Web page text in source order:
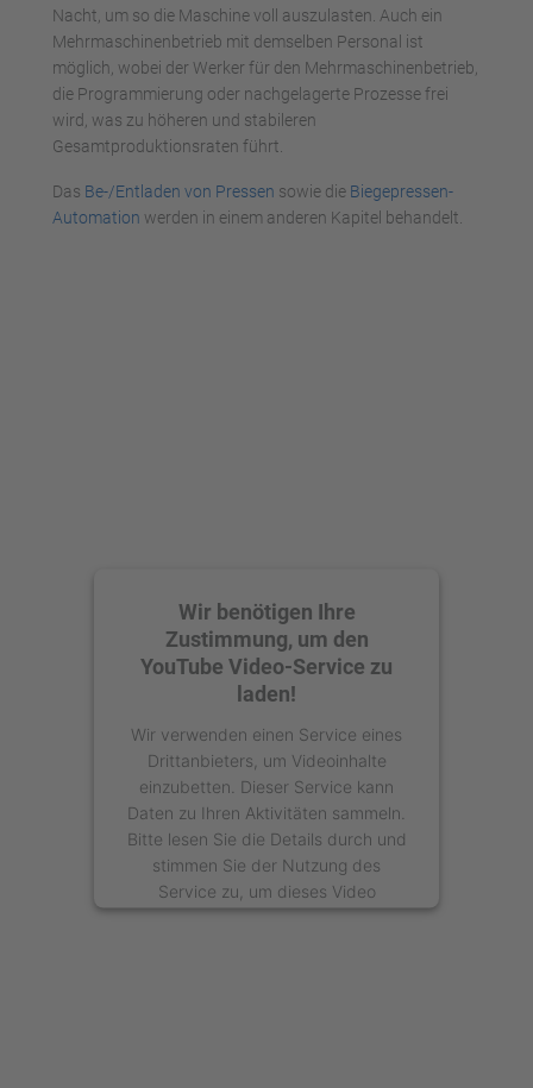
Nacht, um so die Maschine voll auszulasten. Auch ein
Mehrmaschinenbetrieb mit demselben Personal ist
möglich, wobei der Werker für den Mehrmaschinenbetrieb,
die Programmierung oder nachgelagerte Prozesse frei
wird, was zu höheren und stabileren
Gesamtproduktionsraten führt.
Das Be-/Entladen von Pressen sowie die Biegepressen-
Automation werden in einem anderen Kapitel behandelt.
Wir benötigen Ihre
Zustimmung, um den
YouTube Video-Service zu
laden!
Wir verwenden einen Service eines
Drittanbieters, um Videoinhalte
einzubetten. Dieser Service kann
Daten zu Ihren Aktivitäten sammeln.
Bitte lesen Sie die Details durch und
stimmen Sie der Nutzung des
Service zu, um dieses Video
anzusehen.